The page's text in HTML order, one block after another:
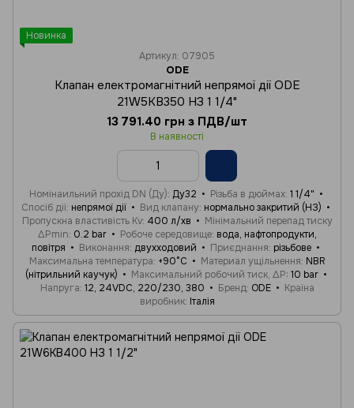
Новинка
Артикул: 07905
ODE
Клапан електромагнітний непрямої дії ODE
21W5KB350 НЗ 1 1/4"
13 791.40 грн з ПДВ/шт
В наявності
Номінаильний прохід DN (Ду) Ду32 Різьба в дюймах 1 1/4"
Спосіб дії непрямої дії Вид клапану нормально закритий (НЗ)
Пропускна властивість Kv 400 л/хв
Мінімальний перепад тиску
ΔPmin 0.2 bar Робоче середовище вода, нафтопродукти,
повітря
Виконання двухходовий Приєднання різьбове
Максимальна температура +90°C Материал ущільнення NBR
(нітрильний каучук)
Максимальний робочий тиск, ΔP 10 bar
Напруга 12, 24VDC, 220/230, 380 Бренд ODE
Країна
виробник Італія